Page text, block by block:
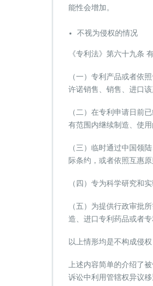
能性会增加。
不视为侵权的情况
《专利法》第六十九条
（一）专利产品或者依
许诺销售、销售、进口
（二）在专利申请日前
有范围内继续制造、使
（三）临时通过中国领
际条约，或者依照互惠
（四）专为科学研究
（五）为提供行政审批
造、进口专利药品或者专
以上情形均是不构成侵
上述内容简单的介绍了
诉讼中利用管辖权异议